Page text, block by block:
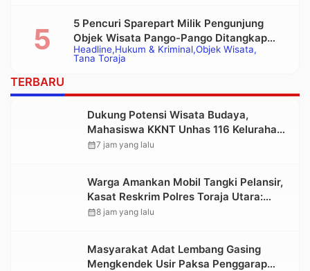
Headline Hukum & Kriminal Objek Wisata
Tana Toraja
5 Pencuri Sparepart Milik Pengunjung
Objek Wisata Pango-Pango Ditangkap
Polisi
TERBARU
Dukung Potensi Wisata Budaya,
Mahasiswa KKNT Unhas 116 Kelurahan
Nonongan Utara Pasang Papan
calendar_month7 jam yang lalu
Warga Amankan Mobil Tangki Pelansir,
Kasat Reskrim Polres Toraja Utara:
Proses Hukum Berjalan Transparan
calendar_month8 jam yang lalu
Masyarakat Adat Lembang Gasing
Mengkendek Usir Paksa Penggarap